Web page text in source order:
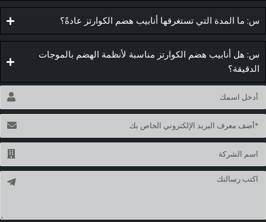
س: ما المدة التي تستغرقها أنابيب هضم الكوارتز عادةً؟
س: هل أنابيب هضم الكوارتز مناسبة لأنظمة الهضم بالموجات
الدقيقة؟